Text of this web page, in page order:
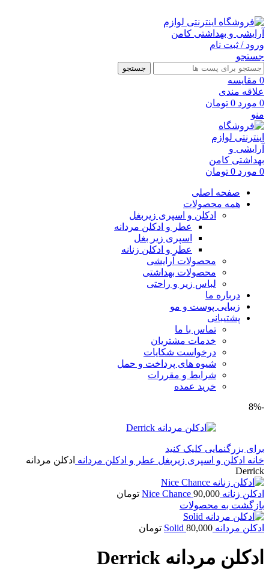
ورود / ثبت نام
جستجو
جستجو
0 مقايسه
علاقه مندی
0 مورد 0 تومان
منو
0 مورد 0 تومان
صفحه اصلی
همه محصولات
ادکلن و اسپری زیربغل
عطر و ادکلن مردانه
اسپری زیر بغل
عطر و ادکلن زنانه
محصولات آرایشی
محصولات بهداشتی
لباس زیر و راحتی
درباره ما
زیبایی پوست و مو
پشتیبانی
تماس با ما
خدمات مشتریان
درخواست شکایات
شیوه های پرداخت و حمل
شرایط و مقررات
خرید عمده
-8%
برای بزرگنمایی کلیک کنید
خانه ادکلن و اسپری زیربغل عطر و ادکلن مردانه ادكلن مردانه
Derrick
ادکلن زنانه Nice Chance 90,000
تومان
بازگشت به محصولات
ادکلن مردانه Solid 80,000 تومان
ادكلن مردانه Derrick